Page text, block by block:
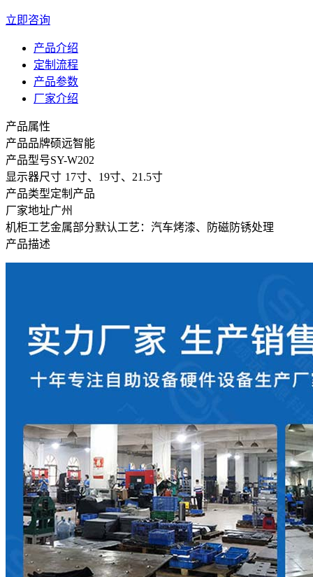
立即咨询
产品介绍
定制流程
产品参数
厂家介绍
产品属性
产品品牌硕远智能
产品型号SY-W202
显示器尺寸 17寸、19寸、21.5寸
产品类型定制产品
厂家地址广州
机柜工艺金属部分默认工艺：汽车烤漆、防磁防锈处理
产品描述